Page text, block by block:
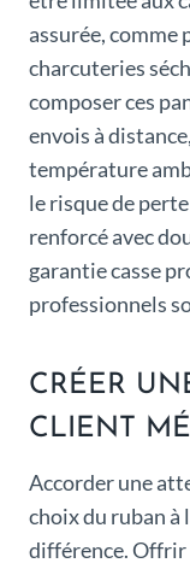
assurée, comme
charcuteries
composer ces
envois à
température
le risque de
renforcé avec
garantie casse
professionnels
CRÉER
CLIENT
Accorder une
choix du ruban à
différence. Offrir